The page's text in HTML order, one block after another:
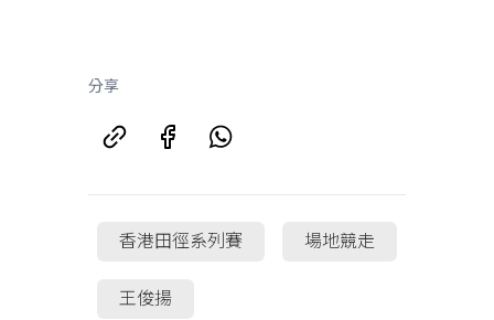
分享
香港田徑系列賽 場地競走
王俊揚